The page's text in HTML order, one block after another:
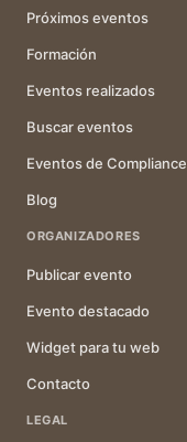
Próximos eventos
Formación
Eventos realizados
Buscar eventos
Eventos de Compliance
Blog
ORGANIZADORES
Publicar evento
Evento destacado
Widget para tu web
Contacto
LEGAL